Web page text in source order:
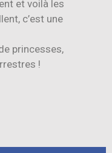
et voilà les
c’est une
princesses,
!